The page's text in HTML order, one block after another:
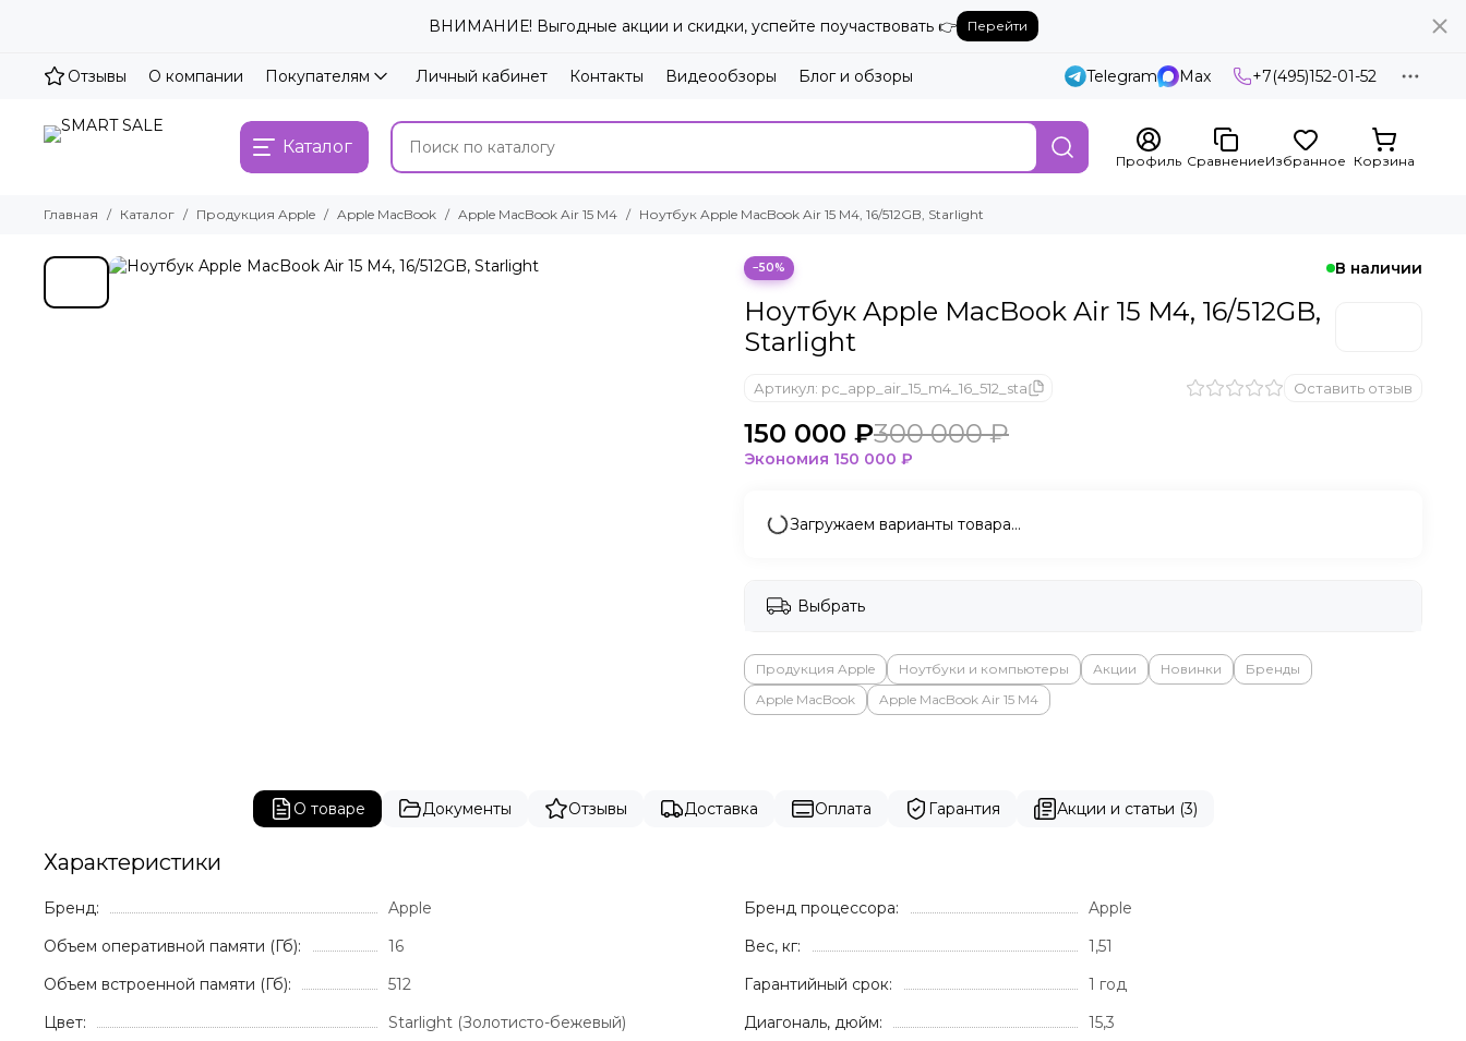
ВНИМАНИЕ! Выгодные акции и скидки, успейте поучаствовать 👉 Перейти
Отзывы О компании Покупателям Личный кабинет Контакты Видеообзоры Блог и обзоры Telegram Max +7(495)152-01-52
Каталог
Профиль СравнениеИзбранное Корзина
Главная Каталог Продукция Apple Apple MacBook Apple MacBook Air 15 M4 Ноутбук Apple MacBook Air 15 M4, 16/512GB, Starlight
−50% В наличии
Ноутбук Apple MacBook Air 15 M4, 16/512GB,
Starlight
Артикул: pc_app_air_15_m4_16_512_sta Оставить отзыв
150 000 ₽300 000 ₽
Экономия 150 000 ₽
Загружаем варианты товара…
Выбрать
Продукция Apple Ноутбуки и компьютеры Акции Новинки
Бренды
Apple MacBook
Apple MacBook Air 15 M4
О товаре Документы Отзывы Доставка Оплата Гарантия Акции и статьи (3)
Характеристики
Бренд:
Apple
Объем оперативной памяти (Гб):
16
Объем встроенной памяти (Гб):
512
Цвет:
Starlight (Золотисто-бежевый)
Бренд процессора:
Apple
Вес, кг:
1,51
Гарантийный срок:
1 год
Диагональ, дюйм:
15,3